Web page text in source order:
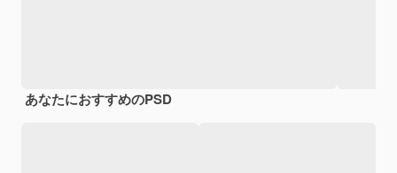
あなたにおすすめのPSD